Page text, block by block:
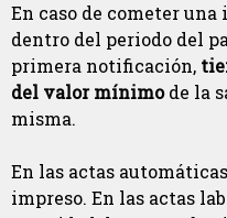
En caso de cometer
dentro del periodo del
primera notificación,
del valor mínimode la
misma.
En las actas
impreso. En las actas